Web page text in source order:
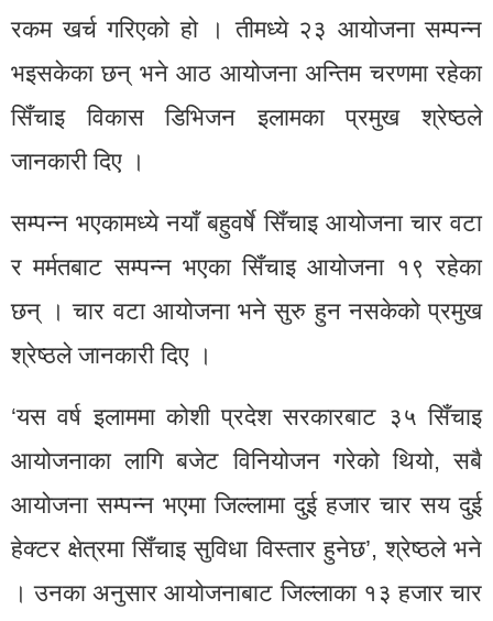
रकम खर्च गरिएको हो । तीमध्ये २३ आयोजना सम्पन्न
भइसकेका छन् भने आठ आयोजना अन्तिम चरणमा रहेका
सिँचाइ विकास डिभिजन इलामका प्रमुख श्रेष्ठले
जानकारी दिए ।
सम्पन्न भएकामध्ये नयाँ बहुवर्षे सिँचाइ आयोजना चार वटा
र मर्मतबाट सम्पन्न भएका सिँचाइ आयोजना १९ रहेका
छन् । चार वटा आयोजना भने सुरु हुन नसकेको प्रमुख
श्रेष्ठले जानकारी दिए ।
‘यस वर्ष इलाममा कोशी प्रदेश सरकारबाट ३५ सिँचाइ
आयोजनाका लागि बजेट विनियोजन गरेको थियो, सबै
आयोजना सम्पन्न भएमा जिल्लामा दुई हजार चार सय दुई
हेक्टर क्षेत्रमा सिँचाइ सुविधा विस्तार हुनेछ’, श्रेष्ठले भने
। उनका अनुसार आयोजनाबाट जिल्लाका १३ हजार चार